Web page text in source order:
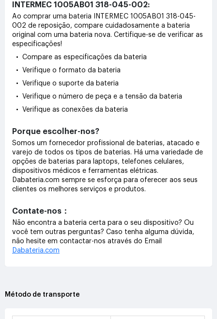
INTERMEC 1005AB01 318-045-002:
Ao comprar uma bateria INTERMEC 1005AB01 318-045-
002 de reposição, compare cuidadosamente a bateria
original com uma bateria nova. Certifique-se de verificar as
especificações!
• Compare as especificações da bateria
• Verifique o formato da bateria
• Verifique o suporte da bateria
• Verifique o número de peça e a tensão da bateria
• Verifique as conexões da bateria
Porque escolher-nos?
Somos um fornecedor profissional de baterias, atacado e
varejo de todos os tipos de baterias. Há uma variedade de
opções de baterias para laptops, telefones celulares,
dispositivos médicos e ferramentas elétricas.
Dabateria.com sempre se esforça para oferecer aos seus
clientes os melhores serviços e produtos.
Contate-nos：
Não encontra a bateria certa para o seu dispositivo? Ou
você tem outras perguntas? Caso tenha alguma dúvida,
não hesite em contactar-nos através do Email
Dabateria.com
Método de transporte